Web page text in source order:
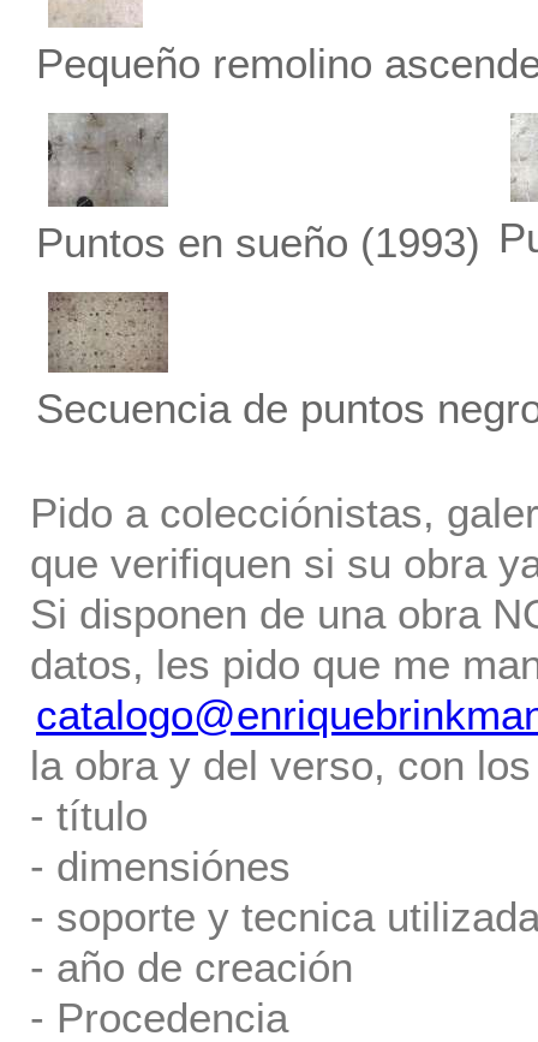
Pequeño remolino
Puntos en sueño (1993)
Secuencia de puntos
Pido a colecciónistas,
que verifiquen si su obra
Si disponen de una obra
datos, les pido que me
la obra y del verso, con
- título
- dimensiónes
- soporte y tecnica
- año de creación
- Procedencia